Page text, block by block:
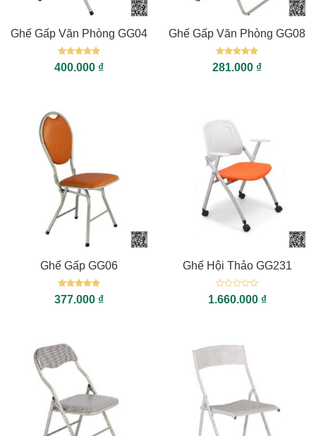
Ghế Gấp Văn Phòng GG04
Được xếp
hạng55
400.000 ₫
Ghế Gấp Văn Phòng GG08
Được xếp
hạng55
281.000 ₫
Ghế Gấp GG06
Được xếp
hạng55
377.000 ₫
Ghế Hội Thảo GG231
Được
xếp
1.660.000 ₫